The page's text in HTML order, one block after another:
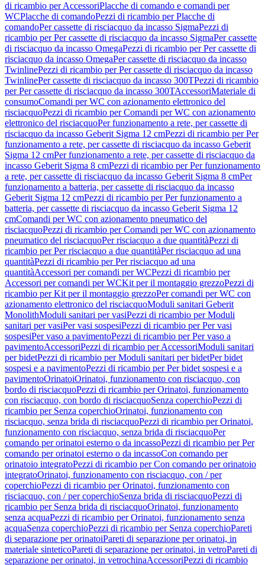
di ricambio per AccessoriPlacche di comando e comandi per
WCPlacche di comandoPezzi di ricambio per Placche di
comandoPer cassette di risciacquo da incasso SigmaPezzi di
ricambio per Per cassette di risciacquo da incasso SigmaPer cassette
di risciacquo da incasso OmegaPezzi di ricambio per Per cassette di
risciacquo da incasso OmegaPer cassette di risciacquo da incasso
TwinlinePezzi di ricambio per Per cassette di risciacquo da incasso
TwinlinePer cassette di risciacquo da incasso 300TPezzi di ricambio
per Per cassette di risciacquo da incasso 300TAccessoriMateriale di
consumoComandi per WC con azionamento elettronico del
risciacquoPezzi di ricambio per Comandi per WC con azionamento
elettronico del risciacquoPer funzionamento a rete, per cassette di
risciacquo da incasso Geberit Sigma 12 cmPezzi di ricambio per Per
funzionamento a rete, per cassette di risciacquo da incasso Geberit
Sigma 12 cmPer funzionamento a rete, per cassette di risciacquo da
incasso Geberit Sigma 8 cmPezzi di ricambio per Per funzionamento
a rete, per cassette di risciacquo da incasso Geberit Sigma 8 cmPer
funzionamento a batteria, per cassette di risciacquo da incasso
Geberit Sigma 12 cmPezzi di ricambio per Per funzionamento a
batteria, per cassette di risciacquo da incasso Geberit Sigma 12
cmComandi per WC con azionamento pneumatico del
risciacquoPezzi di ricambio per Comandi per WC con azionamento
pneumatico del risciacquoPer risciacquo a due quantitàPezzi di
ricambio per Per risciacquo a due quantitàPer risciacquo ad una
quantitàPezzi di ricambio per Per risciacquo ad una
quantitàAccessori per comandi per WCPezzi di ricambio per
Accessori per comandi per WCKit per il montaggio grezzoPezzi di
ricambio per Kit per il montaggio grezzoPer comandi per WC con
azionamento elettronico del risciacquoModuli sanitari Geberit
MonolithModuli sanitari per vasiPezzi di ricambio per Moduli
sanitari per vasiPer vasi sospesiPezzi di ricambio per Per vasi
sospesiPer vaso a pavimentoPezzi di ricambio per Per vaso a
pavimentoAccessoriPezzi di ricambio per AccessoriModuli sanitari
per bidetPezzi di ricambio per Moduli sanitari per bidetPer bidet
sospesi e a pavimentoPezzi di ricambio per Per bidet sospesi e a
pavimentoOrinatoiOrinatoi, funzionamento con risciacquo, con
bordo di risciacquoPezzi di ricambio per Orinatoi, funzionamento
con risciacquo, con bordo di risciacquoSenza coperchioPezzi di
ricambio per Senza coperchioOrinatoi, funzionamento con
risciacquo, senza brida di risciacquoPezzi di ricambio per Orinatoi,
funzionamento con risciacquo, senza brida di risciacquoPer
comando per orinatoi esterno o da incassoPezzi di ricambio per Per
comando per orinatoi esterno o da incassoCon comando per
orinatoio integratoPezzi di ricambio per Con comando per orinatoio
integratoOrinatoi, funzionamento con risciacquo, con / per
coperchioPezzi di ricambio per Orinatoi, funzionamento con
risciacquo, con / per coperchioSenza brida di risciacquoPezzi di
ricambio per Senza brida di risciacquoOrinatoi, funzionamento
senza acquaPezzi di ricambio per Orinatoi, funzionamento senza
acquaSenza coperchioPezzi di ricambio per Senza coperchioPareti
di separazione per orinatoiPareti di separazione per orinatoi, in
materiale sinteticoPareti di separazione per orinatoi, in vetroPareti di
separazione per orinatoi, in vetrochinaAccessoriPezzi di ricambio